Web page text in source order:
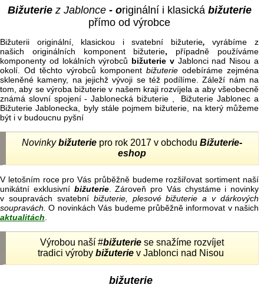
Bižuteriez Jablonce - originální i klasická bižuterie
přímo od výrobce
Bižuterii originální, klasickou i svatební bižuterie, vyrábíme z
našich originálních komponent bižuterie, případně používáme
komponenty od lokálních výrobců bižuterie vJablonci nad Nisou a
okolí. Od těchto výrobců komponentbižuterieodebíráme zejména
skleněné kameny, na jejichž vývoji se též podílíme. Záleží nám na
tom, aby se výroba bižuterie v našem kraji rozvíjela a aby všeobecně
známá slovní spojení - Jablonecká bižuterie , Bižuterie Jablonec a
Bižuterie Jablonecka, byly stále pojmem bižuterie, na který můžeme
být i v budoucnu pyšní
Novinkybižuterie pro rok 2017 v obchoduBižuterie-
eshop
V letošním roce pro Vás průběžně budeme rozšiřovat sortiment naší
unikátní exklusivní bižuterie. Zároveň pro Vás chystáme i novinky
v soupravách svatební bižuterie, plesové bižuterie a v dárkových
soupravách. O novinkách Vás budeme průběžně informovat v našich
aktualitách
Výrobou naší #bižuterie se snažíme rozvíjet
tradici výrobybižuterie v Jablonci nad Nisou
bižuterie